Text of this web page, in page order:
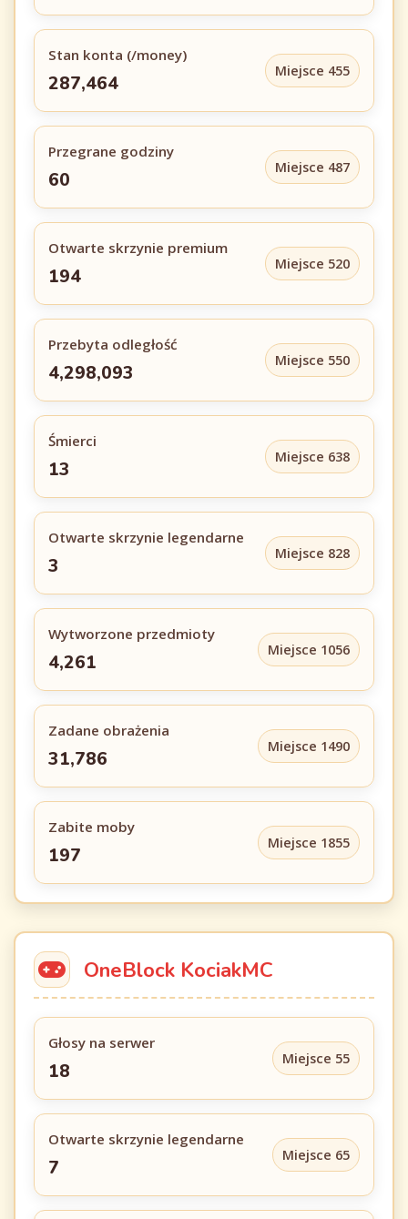
Stan konta (/money)
287,464
Miejsce 455
Przegrane godziny
60
Miejsce 487
Otwarte skrzynie premium
194
Miejsce 520
Przebyta odległość
4,298,093
Miejsce 550
Śmierci
13
Miejsce 638
Otwarte skrzynie legendarne
3
Miejsce 828
Wytworzone przedmioty
4,261
Miejsce 1056
Zadane obrażenia
31,786
Miejsce 1490
Zabite moby
197
Miejsce 1855
OneBlock KociakMC
Głosy na serwer
18
Miejsce 55
Otwarte skrzynie legendarne
7
Miejsce 65